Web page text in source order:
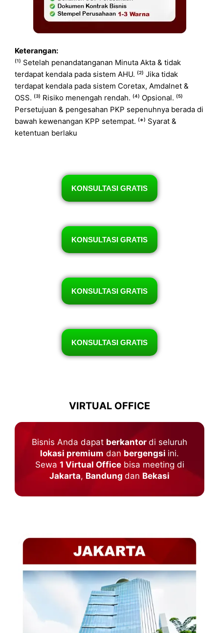
Keterangan:
⁽¹⁾ Setelah penandatanganan Minuta Akta & tidak
terdapat kendala pada sistem AHU. ⁽²⁾ Jika tidak
terdapat kendala pada sistem Coretax, Amdalnet &
OSS. ⁽³⁾ Risiko menengah rendah. ⁽⁴⁾ Opsional. ⁽⁵⁾
Persetujuan & pengesahan PKP sepenuhnya berada di
bawah kewenangan KPP setempat. ⁽*⁾ Syarat &
ketentuan berlaku
KONSULTASI GRATIS
KONSULTASI GRATIS
KONSULTASI GRATIS
KONSULTASI GRATIS
VIRTUAL OFFICE
Bisnis Anda dapat berkantor di seluruh
lokasi premium dan bergengsi ini.
Sewa 1 Virtual Officebisa meeting di
Jakarta, Bandung dan Bekasi